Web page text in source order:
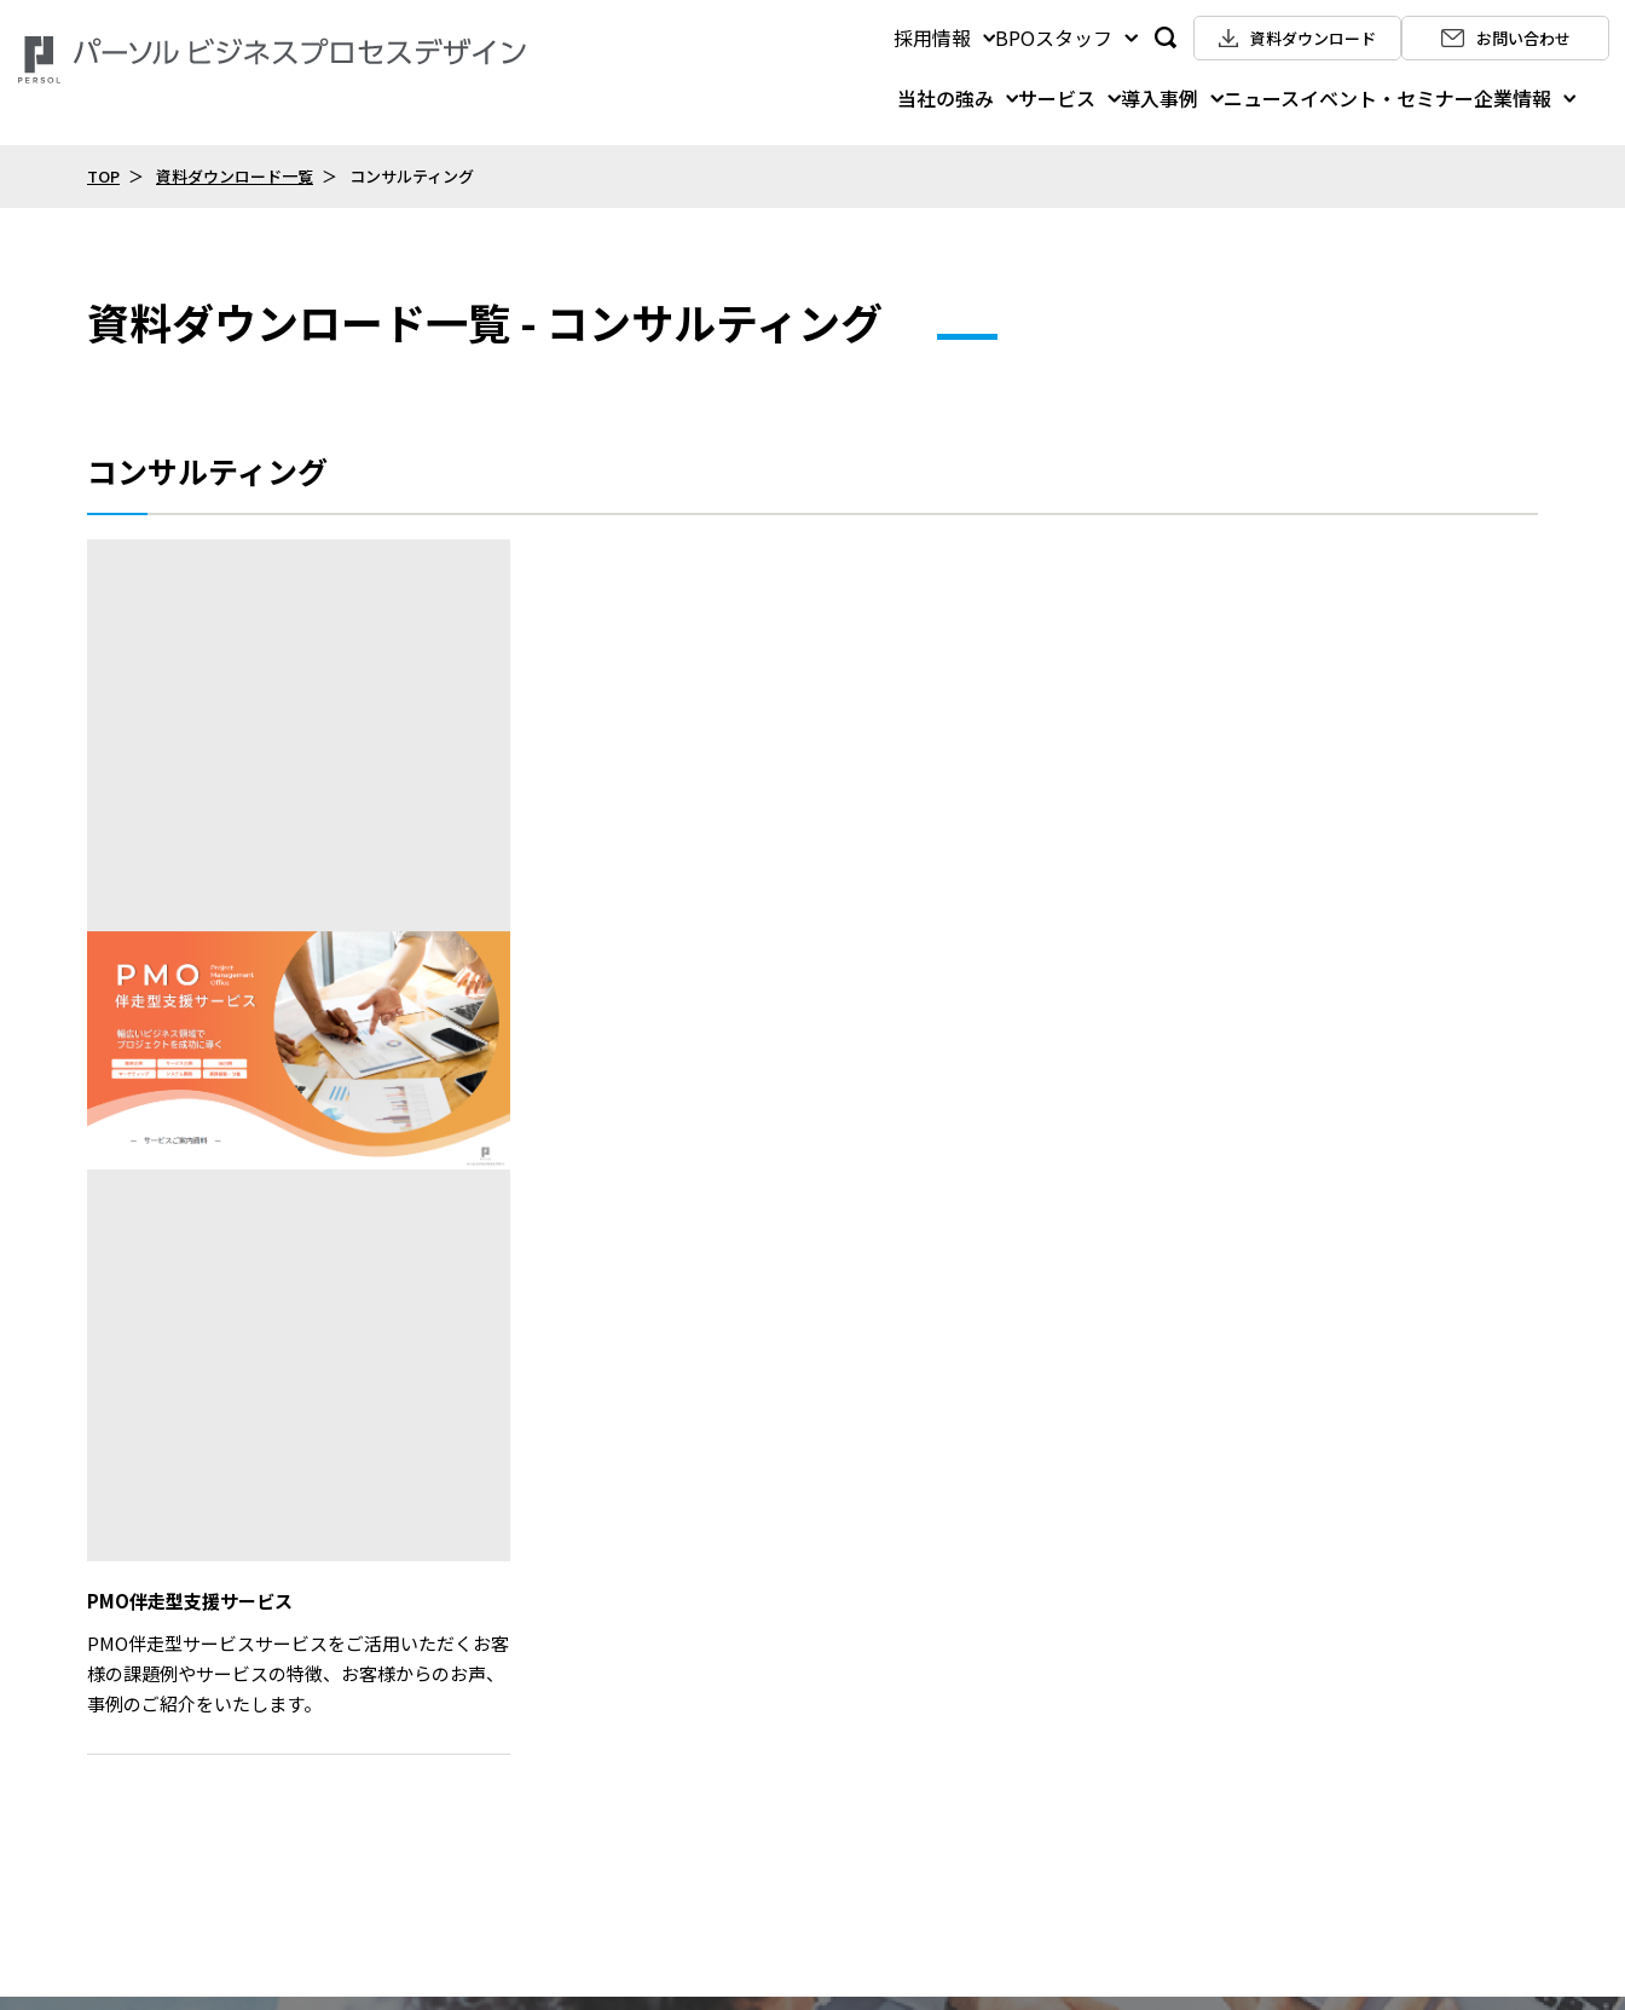
採用情報 BPOスタッフ 資料ダウンロード お問い合わせ
当社の強み サービス 導入事例 ニュースイベント・セミナー企業情報
TOP 資料ダウンロード一覧 コンサルティング
資料ダウンロード一覧 - コンサルティング
コンサルティング
PMO伴走型支援サービス
PMO伴走型サービスサービスをご活用いただくお客
様の課題例やサービスの特徴、お客様からのお声、
事例のご紹介をいたします。